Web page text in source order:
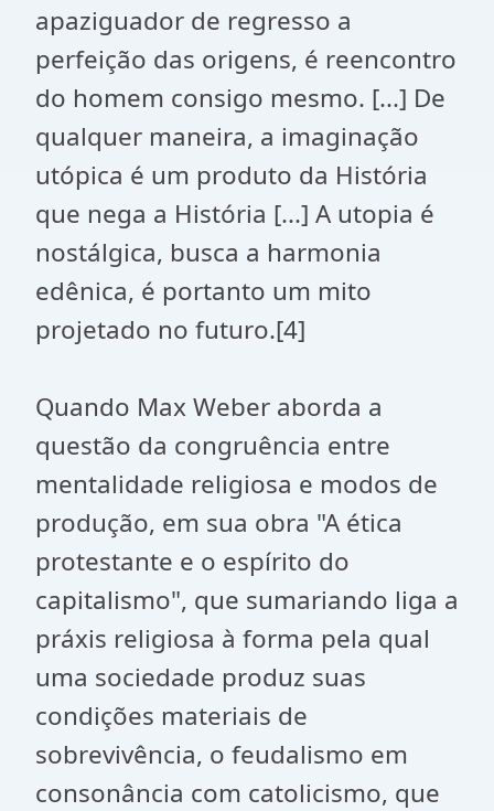
apaziguador de regresso a
perfeição das origens, é reencontro
do homem consigo mesmo. [...] De
qualquer maneira, a imaginação
utópica é um produto da História
que nega a História [...] A utopia é
nostálgica, busca a harmonia
edênica, é portanto um mito
projetado no futuro.[4]
Quando Max Weber aborda a
questão da congruência entre
mentalidade religiosa e modos de
produção, em sua obra "A ética
protestante e o espírito do
capitalismo", que sumariando liga a
práxis religiosa à forma pela qual
uma sociedade produz suas
condições materiais de
sobrevivência, o feudalismo em
consonância com catolicismo, que